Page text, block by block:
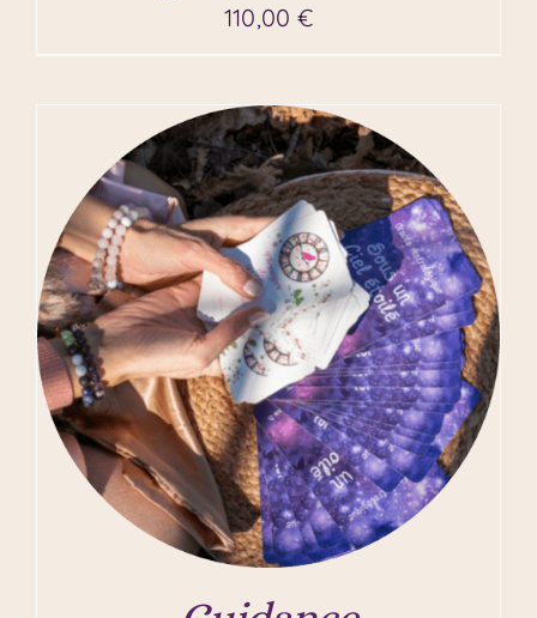
110,00 €